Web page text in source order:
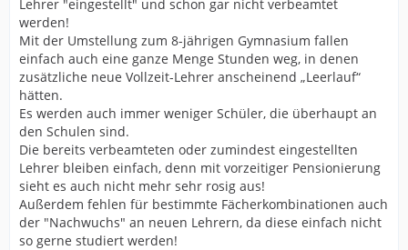
Lehrer "eingestellt" und schon gar nicht verbeamtet
werden!
Mit der Umstellung zum 8-jährigen Gymnasium fallen
einfach auch eine ganze Menge Stunden weg, in denen
zusätzliche neue Vollzeit-Lehrer anscheinend „Leerlauf“
hätten.
Es werden auch immer weniger Schüler, die überhaupt an
den Schulen sind.
Die bereits verbeamteten oder zumindest eingestellten
Lehrer bleiben einfach, denn mit vorzeitiger Pensionierung
sieht es auch nicht mehr sehr rosig aus!
Außerdem fehlen für bestimmte Fächerkombinationen auch
der "Nachwuchs" an neuen Lehrern, da diese einfach nicht
so gerne studiert werden!